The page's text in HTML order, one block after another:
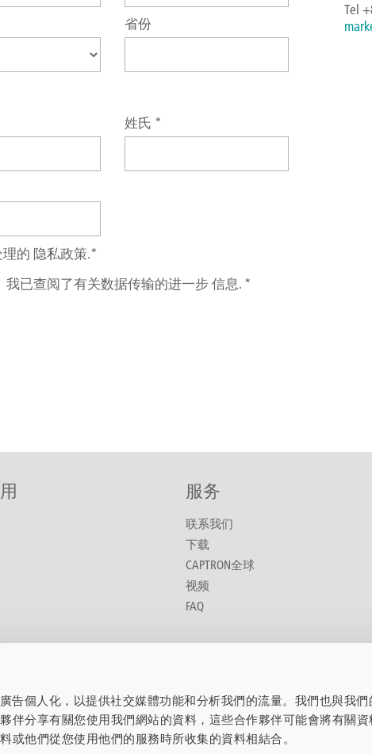
告個人化，以提供社交媒體功能和分析我們的流量。我們也與我們
伴分享有關您使用我們網站的資料，這些合作夥伴可能會將有關資
或他們從您使用他們的服務時所收集的資料相結合。
省份
姓氏 *
理的 隐私政策.*
已查阅了有关数据传输的进一步 信息. *
Tel
工程
服务
联系我们
下载
CAPTRON全球
视频
FAQ